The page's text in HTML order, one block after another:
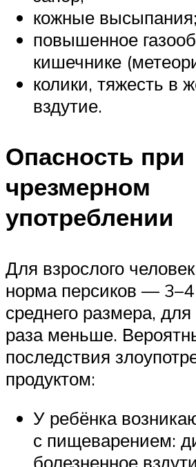
кожные высыпания;
повышенное
кишечнике
колики, тяжесть в
вздутие.
Опасность при
чрезмерном
употреблении
Для взрослого
норма персиков —
среднего размера,
раза меньше.
последствия
продуктом:
У ребёнка
с пищеварением:
болезненное